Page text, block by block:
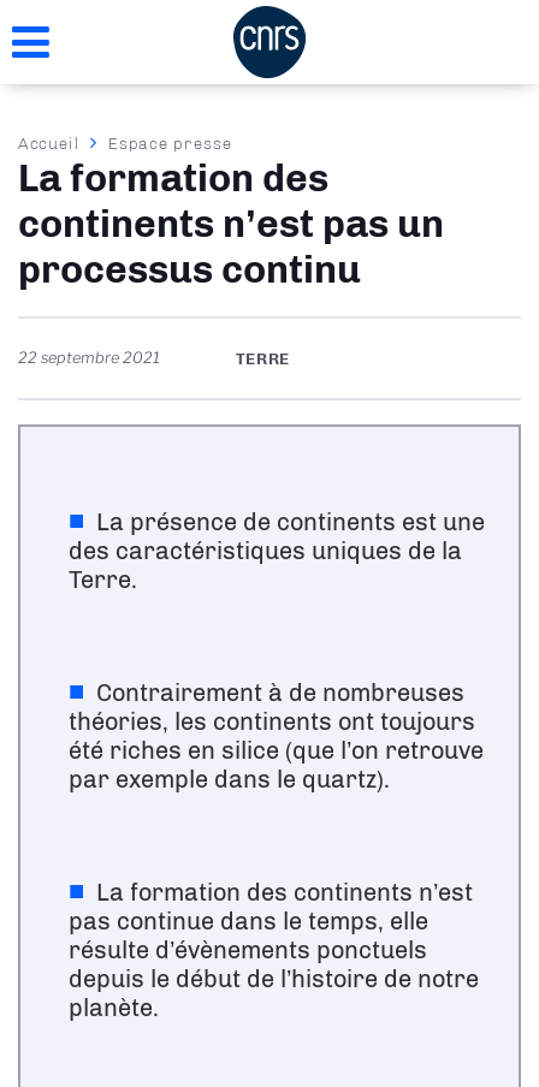
au
Fil
d'Ariane
Accueil Espace presse
La formation des
continents n’est pas un
processus continu
22 septembre 2021 TERRE
La présence de continents est une
des caractéristiques uniques de la
Terre.
Contrairement à de nombreuses
théories, les continents ont toujours
été riches en silice (que l’on retrouve
par exemple dans le quartz).
La formation des continents n’est
pas continue dans le temps, elle
résulte d’évènements ponctuels
depuis le début de l’histoire de notre
planète.